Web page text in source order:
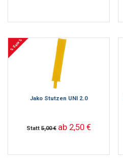
% Sale %
Jako Stutzen UNI 2.0
Statt 5,00 € ab 2,50 €